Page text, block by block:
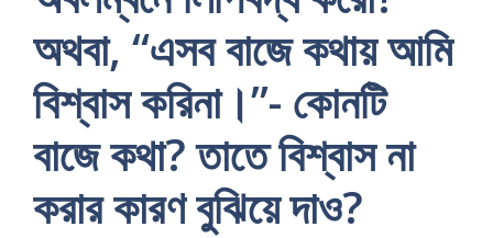
অথবা, “এসব বাজে কথায় আমি
বিশ্বাস করিনা।”- কোনটি
বাজে কথা? তাতে বিশ্বাস না
করার কারণ বুঝিয়ে দাও?